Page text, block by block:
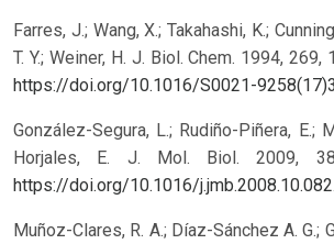
Farres, J.; Wang, X.; Takahashi, K.;
T. Y.; Weiner, H. J. Biol. Chem. 1994,
https://doi.org/10.1016/S0021-
González-Segura, L.; Rudiño-Piñera, E.;
Horjales, E. J. Mol. Biol. 2009,
https://doi.org/10.1016/j.jmb.2008.10.082
Muñoz-Clares, R. A.; Díaz-Sánchez A. G.;